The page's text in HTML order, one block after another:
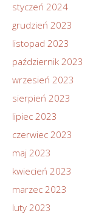
styczeń 2024
grudzień 2023
listopad 2023
październik 2023
wrzesień 2023
sierpień 2023
lipiec 2023
czerwiec 2023
maj 2023
kwiecień 2023
marzec 2023
luty 2023